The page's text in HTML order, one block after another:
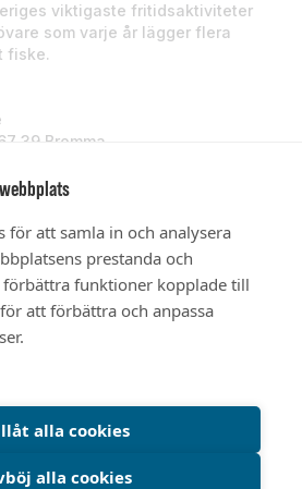
för att samla in och analysera
prestanda och
funktioner kopplade till
att förbättra och anpassa
alla cookies
alla cookies
viktigaste fritidsaktiviteter
som varje år lägger flera
fiske.
39 Bromma